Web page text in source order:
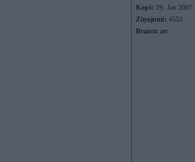
Kopš: 29. Jan 2007
Ziņojumi: 4553
Braucu ar: